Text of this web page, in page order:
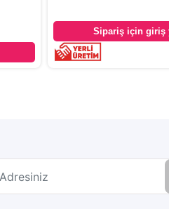
Sipariş için giriş